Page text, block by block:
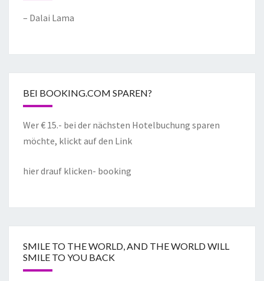
– Dalai Lama
BEI BOOKING.COM SPAREN?
Wer € 15.- bei der nächsten Hotelbuchung sparen
möchte, klickt auf den Link
hier drauf klicken- booking
SMILE TO THE WORLD, AND THE WORLD WILL
SMILE TO YOU BACK